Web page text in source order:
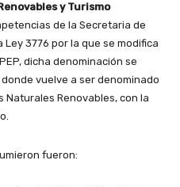
y Turismo
de la Secretaria de
3776 por la que se modifica
dicha denominación se
vuelve a ser denominado
Naturales Renovables, con la
fueron: